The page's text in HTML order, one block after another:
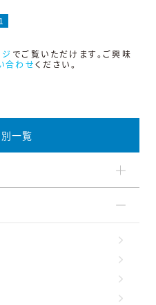
1
でご覧いただけます。ご興味
合わせください。
一覧